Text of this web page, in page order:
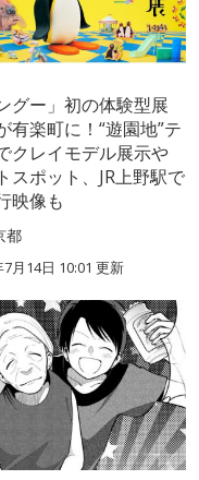
グー」初の体験型展
有楽町に！“遊園地”テ
クレイモデル展示や
スポット、JR上野駅で
映像も
都
7月14日 10:01 更新